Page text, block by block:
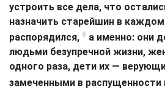
устроить все дела, что
назначить старейшин в
распорядился, 6 а именно: они
людьми безупречной жизни,
одного раза, дети их —
замеченными в распущенности